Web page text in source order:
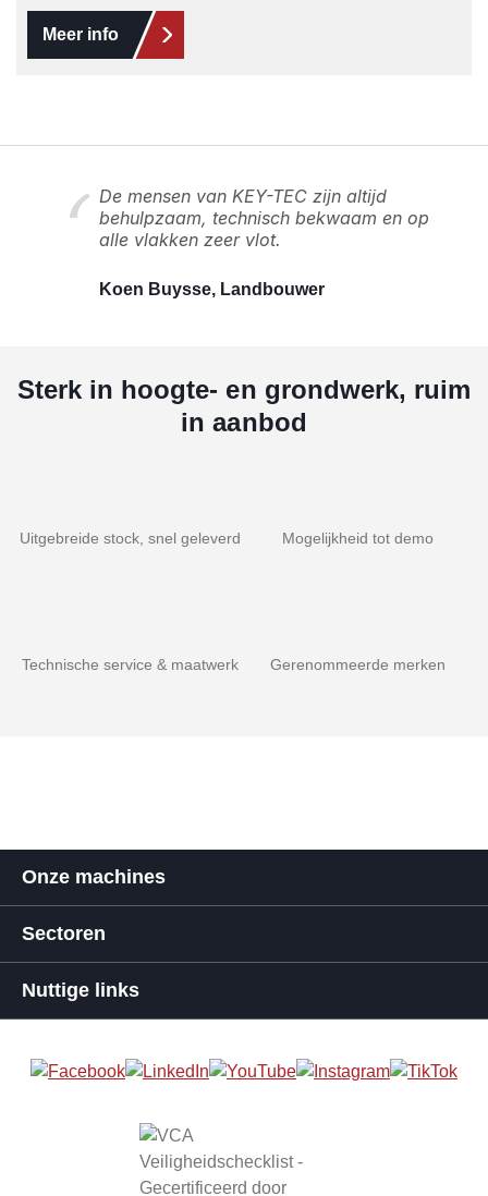
Meer info
De mensen van KEY-TEC zijn altijd
behulpzaam, technisch bekwaam en op
alle vlakken zeer vlot.
Koen Buysse, Landbouwer
Sterk in hoogte- en grondwerk, ruim
in aanbod
Uitgebreide stock, snel geleverd Mogelijkheid tot demo
Technische service & maatwerk Gerenommeerde merken
Onze machines
Sectoren
Nuttige links